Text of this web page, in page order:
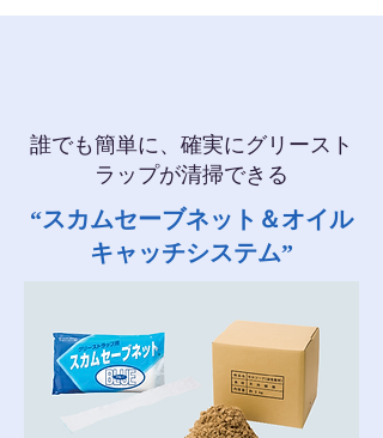
誰でも簡単に、確実にグリースト
ラップが清掃できる
“スカムセーブネット＆オイル
キャッチシステム”